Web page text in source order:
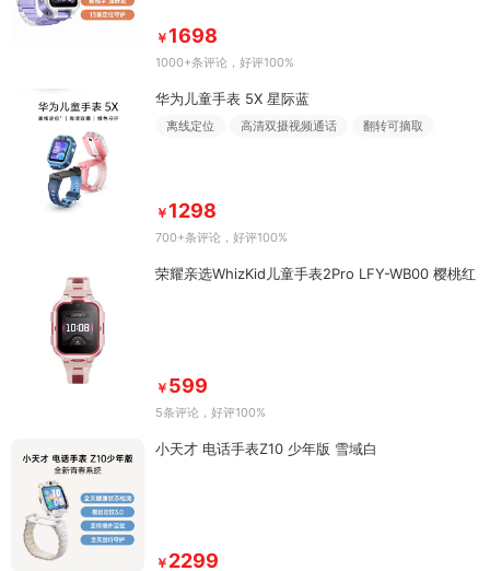
￥ 1698
1000+条评论 ，好评100%
华为儿童手表 5X 星际蓝
离线定位 高清双摄视频通话 翻转可摘取
￥ 1298
700+条评论 ，好评100%
荣耀亲选WhizKid儿童手表2Pro LFY-WB00 樱桃红
￥ 599
5条评论 ，好评100%
小天才 电话手表Z10 少年版 雪域白
￥ 2299